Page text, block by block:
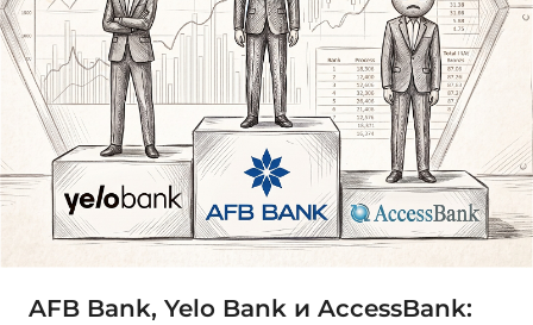
AFB Bank, Yelo Bank и AccessBank: